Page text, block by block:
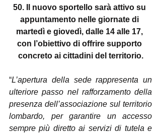
50. Il nuovo sportello sarà attivo su
appuntamento nelle giornate di
martedì e giovedì, dalle 14 alle 17,
con l’obiettivo di offrire supporto
concreto ai cittadini del territorio.
“L’apertura della sede rappresenta un
ulteriore passo nel rafforzamento della
presenza dell’associazione sul territorio
lombardo, per garantire un accesso
sempre più diretto ai servizi di tutela e